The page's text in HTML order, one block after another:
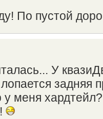
По пустой
У
задняя
у меня